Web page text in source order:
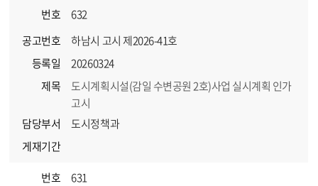
번호
632
공고번호
하남시 고시 제2026-41호
등록일
20260324
제목
도시계획시설(감일 수변공원 2호)사업 실시계획 인가
고시
담당부서
도시정책과
게재기간
번호
631